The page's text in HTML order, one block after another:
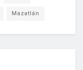
Mazatlán